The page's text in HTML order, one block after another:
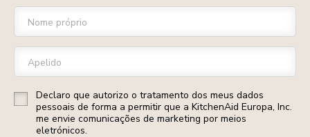
Nome próprio
Apelido
Declaro que autorizo o tratamento dos meus dados
pessoais de forma a permitir que a KitchenAid Europa, Inc.
me envie comunicações de marketing por meios
eletrónicos.